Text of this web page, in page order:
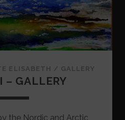
ELISABETH / GALLERY
– GALLERY
the Nordic and Arctic